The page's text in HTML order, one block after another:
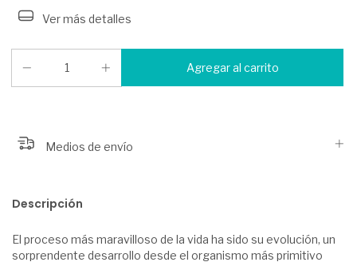
Ver más detalles
Medios de envío
Descripción
El proceso más maravilloso de la vida ha sido su evolución, un
sorprendente desarrollo desde el organismo más primitivo